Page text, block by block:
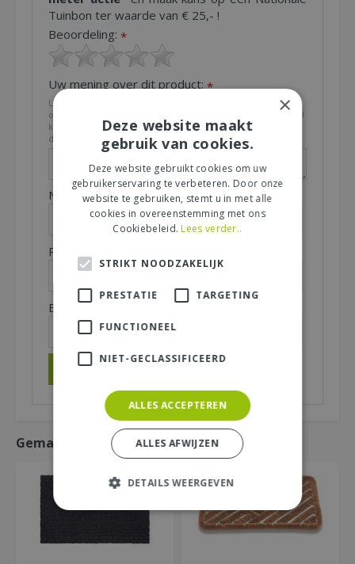
Tuinbon ter waarde van € 25,- !
Beoordeling: *
Uw mening over dit product: *
Let op: deze recensie gaat over het product en niet over
ons tuincentrum, de service of levering van uw bestelling. U
kunt bijvoorbeeld in gaan op de kwaliteit van het product,
de look & feel en belangrijke eigenschappen.
Naam (zichtbaar op website):*
Plaats (zichtbaar op website):
E-mailadres (niet zichtbaar):
Gemakkelijk mee bestellen
×
Deze website maakt
gebruik van cookies.
Deze website gebruikt cookies om uw
gebruikerservaring te verbeteren. Door onze
website te gebruiken, stemt u in met alle
cookies in overeenstemming met ons
Cookiebeleid. Lees verder..
STRIKT NOODZAKELIJK
PRESTATIE TARGETING
FUNCTIONEEL
NIET-GECLASSIFICEERD
ALLES ACCEPTEREN
ALLES AFWIJZEN
DETAILS WEERGEVEN